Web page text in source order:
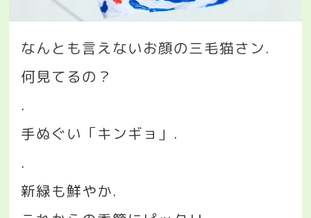
なんとも言えないお顔の三毛猫さン.
何見てるの？
.
手ぬぐい「キンギョ」 .
.
新緑も鮮やか.